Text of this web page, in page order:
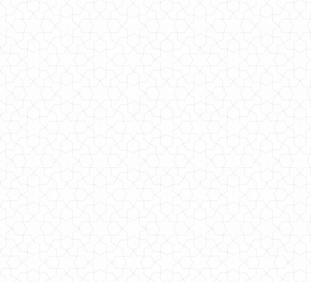
Женский спортивный костюм из ангоры
1200.00грн.
Серый спортивный костюм женский
1000.00грн.